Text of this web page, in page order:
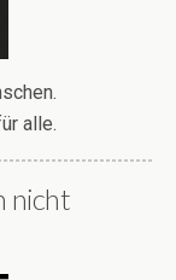
alle.
nicht